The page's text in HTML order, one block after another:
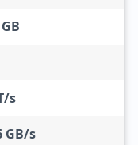
s
GB/s